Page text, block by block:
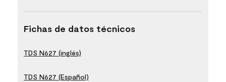
Fichas de datos técnicos
TDS N627 (inglés)
TDS N627 (Español)